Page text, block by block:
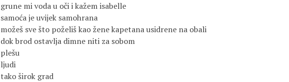
grune mi voda u oči i kažem isabelle
samoća je uvijek samohrana
možeš sve što poželiš kao žene kapetana usidrene na obali
dok brod ostavlja dimne niti za sobom
plešu
ljudi
tako širok grad